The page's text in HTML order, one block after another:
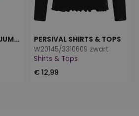
PERSIVAL JURKEN & JUMPSUITS
PERSIVAL SHIRTS & TOPS
W20145/3310609 zwart
Shirts & Tops
€ 12,99